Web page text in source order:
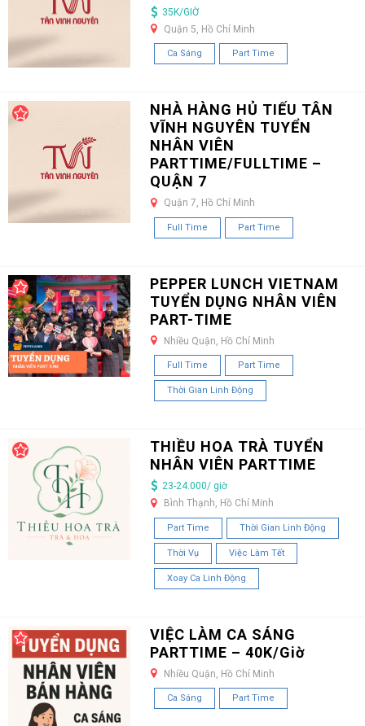
35K/GIỜ
Quận 5, Hồ Chí Minh
Ca Sáng Part Time
NHÀ HÀNG HỦ TIẾU TÂN
VĨNH NGUYÊN TUYỂN
NHÂN VIÊN
PARTTIME/FULLTIME –
QUẬN 7
Quận 7, Hồ Chí Minh
Full Time Part Time
PEPPER LUNCH VIETNAM
TUYỂN DỤNG NHÂN VIÊN
PART-TIME
Nhiều Quận, Hồ Chí Minh
Full Time Part Time
Thời Gian Linh Động
THIỀU HOA TRÀ TUYỂN
NHÂN VIÊN PARTTIME
23-24.000/ giờ
Bình Thạnh, Hồ Chí Minh
Part Time Thời Gian Linh Động
Thời Vụ Việc Làm Tết
Xoay Ca Linh Động
VIỆC LÀM CA SÁNG
PARTTIME – 40K/Giờ
Nhiều Quận, Hồ Chí Minh
Ca Sáng Part Time